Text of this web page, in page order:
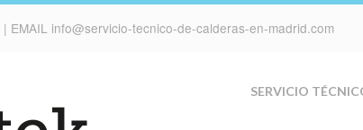
| EMAIL info@servicio-tecnico-de-calderas-en-madrid.com
SERVICIO